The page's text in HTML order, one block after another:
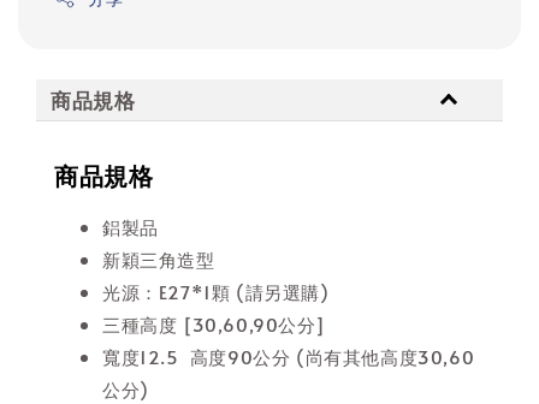
商品規格
商品規格
鋁製品
新穎三角造型
光源：E27*1顆 (請另選購)
三種高度 [30,60,90公分]
寬度12.5 高度90公分 (尚有其他高度30,60
公分)